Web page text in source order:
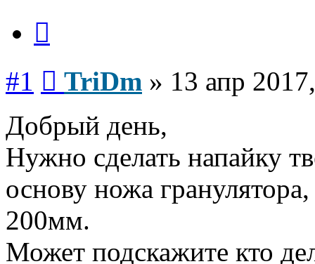
#1 TriDm » 13 апр
Добрый день,
Нужно сделать напайку
основу ножа
200мм.
Может подскажите кто